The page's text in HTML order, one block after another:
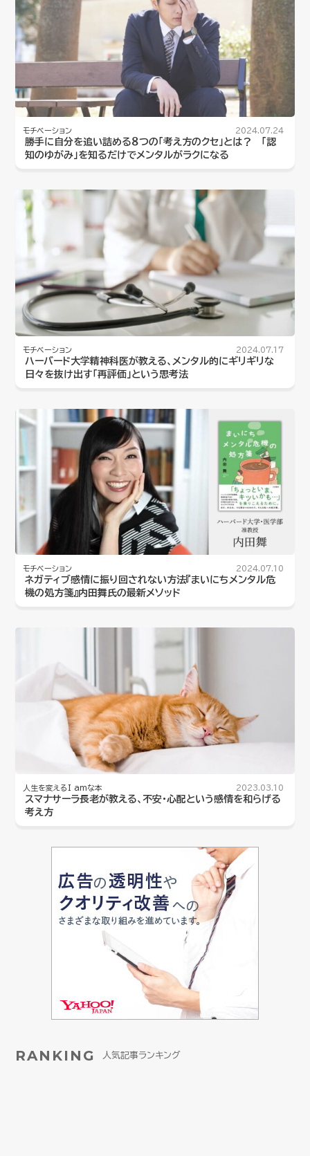
モチベーション 2024.07.24
勝手に自分を追い詰める８つの「考え方のクセ」とは？ 「認
知のゆがみ」を知るだけでメンタルがラクになる
モチベーション 2024.07.17
ハーバード大学精神科医が教える、メンタル的にギリギリな
日々を抜け出す「再評価」という思考法
モチベーション 2024.07.10
ネガティブ感情に振り回されない方法『まいにちメンタル危
機の処方箋』内田舞氏の最新メソッド
人生を変えるI amな本 2023.03.10
スマナサーラ長老が教える、不安・心配という感情を和らげる
考え方
RANKING 人気記事ランキング